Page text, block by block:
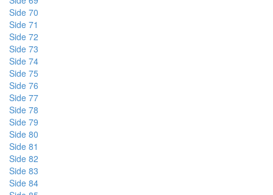
Side 70
Side 71
Side 72
Side 73
Side 74
Side 75
Side 76
Side 77
Side 78
Side 79
Side 80
Side 81
Side 82
Side 83
Side 84